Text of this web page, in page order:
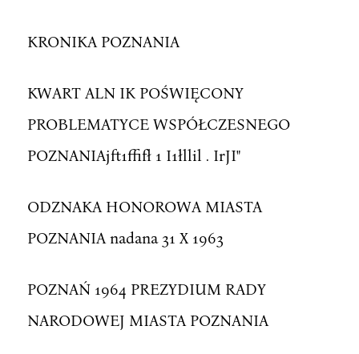
KRONIKA POZNANIA
KWART ALN IK POŚWIĘCONY
PROBLEMATYCE WSPÓŁCZESNEGO
POZNANIAjft1ffifł 1 I1łllil . IrJI"
ODZNAKA HONOROWA MIASTA
POZNANIA nadana 31 X 1963
POZNAŃ 1964 PREZYDIUM RADY
NARODOWEJ MIASTA POZNANIA